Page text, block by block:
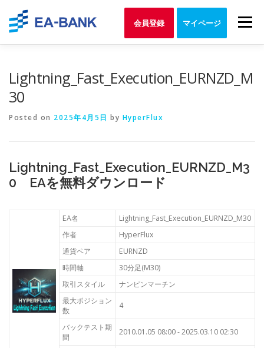
content
Menu
会員登録 マイページ
Lightning_Fast_Execution_EURNZD_M
30
Posted on 2025年4月5日 by HyperFlux
Lightning_Fast_Execution_EURNZD_M3
0 EAを無料ダウンロード
EA名
Lightning_Fast_Execution_EURNZD_M30
作者
HyperFlux
通貨ペア
EURNZD
時間軸
30分足(M30)
取引スタイル
ナンピンマーチン
最大ポジション
数
4
バックテスト期
間
2010.01.05 08:00 - 2025.03.10 02:30